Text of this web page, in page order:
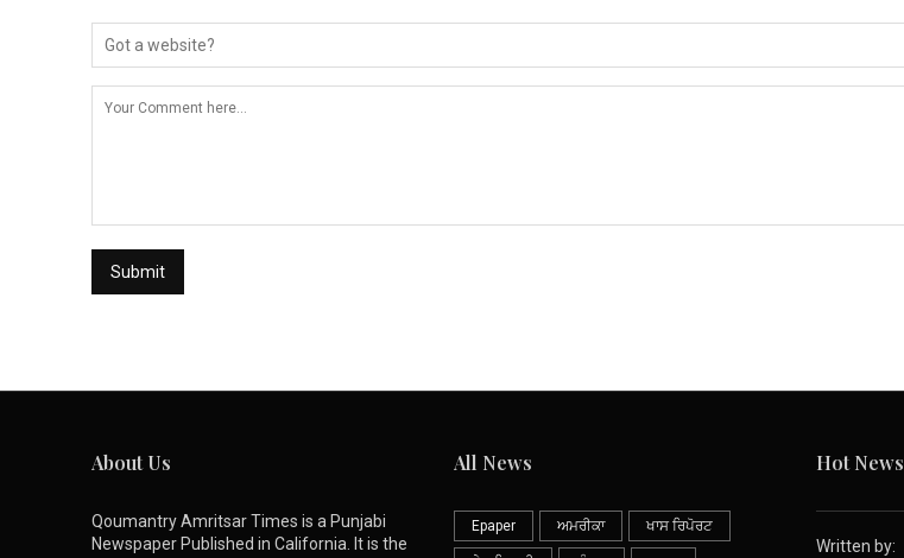
About Us
Qoumantry Amritsar Times is a Punjabi
Newspaper Published in California. It is the
All News
Epaper ਅਮਰੀਕਾ ਖਾਸ ਰਿਪੋਰਟ
Hot News
Written by: